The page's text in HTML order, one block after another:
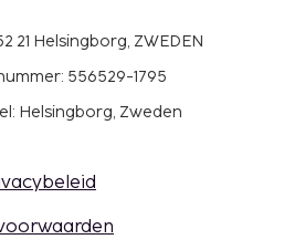
21 Helsingborg, ZWEDEN
556529-1795
Helsingborg, Zweden